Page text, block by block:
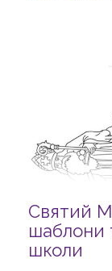
Святий
шаблони
школи